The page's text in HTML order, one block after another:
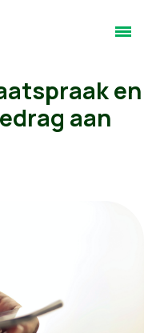
en
aan